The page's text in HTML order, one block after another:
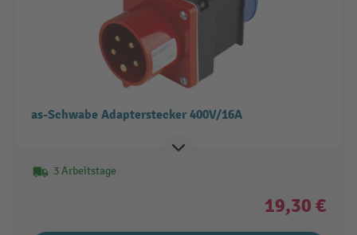
as-Schwabe Adapterstecker 400V/16A
3 Arbeitstage
19,30 €